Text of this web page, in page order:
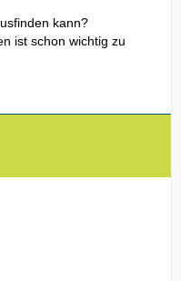
kann?
ist schon wichtig zu